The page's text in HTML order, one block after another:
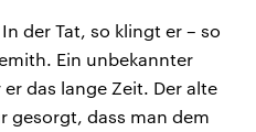
der Tat, so klingt er – so
Ein unbekannter
das lange Zeit. Der alte
gesorgt, dass man dem